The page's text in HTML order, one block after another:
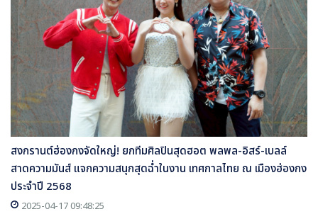
สงกรานต์ฮ่องกงจัดใหญ่! ยกทีมศิลปินสุดฮอต พลพล-อิสร์-เบลล์
สาดความมันส์ แจกความสนุกสุดฉ่ำในงาน เทศกาลไทย ณ เมืองฮ่องกง
ประจำปี 2568
2025-04-17 09:48:25